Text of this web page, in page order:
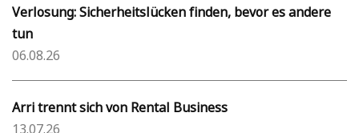
Verlosung: Sicherheitslücken finden, bevor es andere
tun
06.08.26
Arri trennt sich von Rental Business
13.07.26